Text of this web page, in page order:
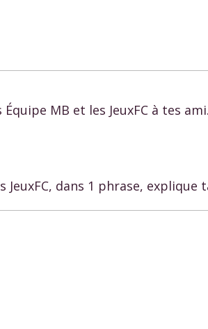
MB et les JeuxFC à tes
JeuxFC, dans 1 phrase,